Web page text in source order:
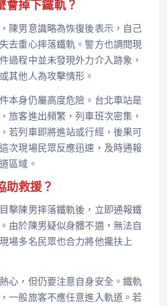
會掉下鐵軌？
陳男意識略為恢復後表示，自己
去重心摔落鐵軌。警方也調閱現
過程中並未發現外力介入跡象，
其他人為攻擊情形。
本身仍屬高度危險。台北車站是
旅客進出頻繁，列車班次密集，
若列車即將進站或行經，後果可
次現場民眾反應迅速，及時通報
區域。
助救援？
擊陳男摔落鐵軌後，立即通報鐵
由於陳男疑似身體不適，無法自
場多名民眾也合力將他攙扶上
心，但仍要注意自身安全。鐵軌
一般旅客不應任意進入軌道。若